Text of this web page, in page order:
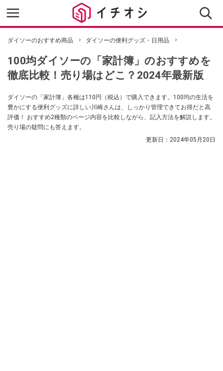
ダイソーのおすすめ商品 ダイソーの便利グッズ・日用品
100均ダイソーの「家計簿」のおすすめを
徹底比較！売り場はどこ？2024年最新版
ダイソーの「家計簿」各種は110円（税込）で購入できます。100均の生活を
豊かにする便利グッズに詳しい川崎さんは、しっかり管理できてお得だと高
評価！ おすすめ2種類のページ内容を比較しながら、記入方法を解説します。
売り場の疑問にも答えます。
更新日： 2024年05月20日